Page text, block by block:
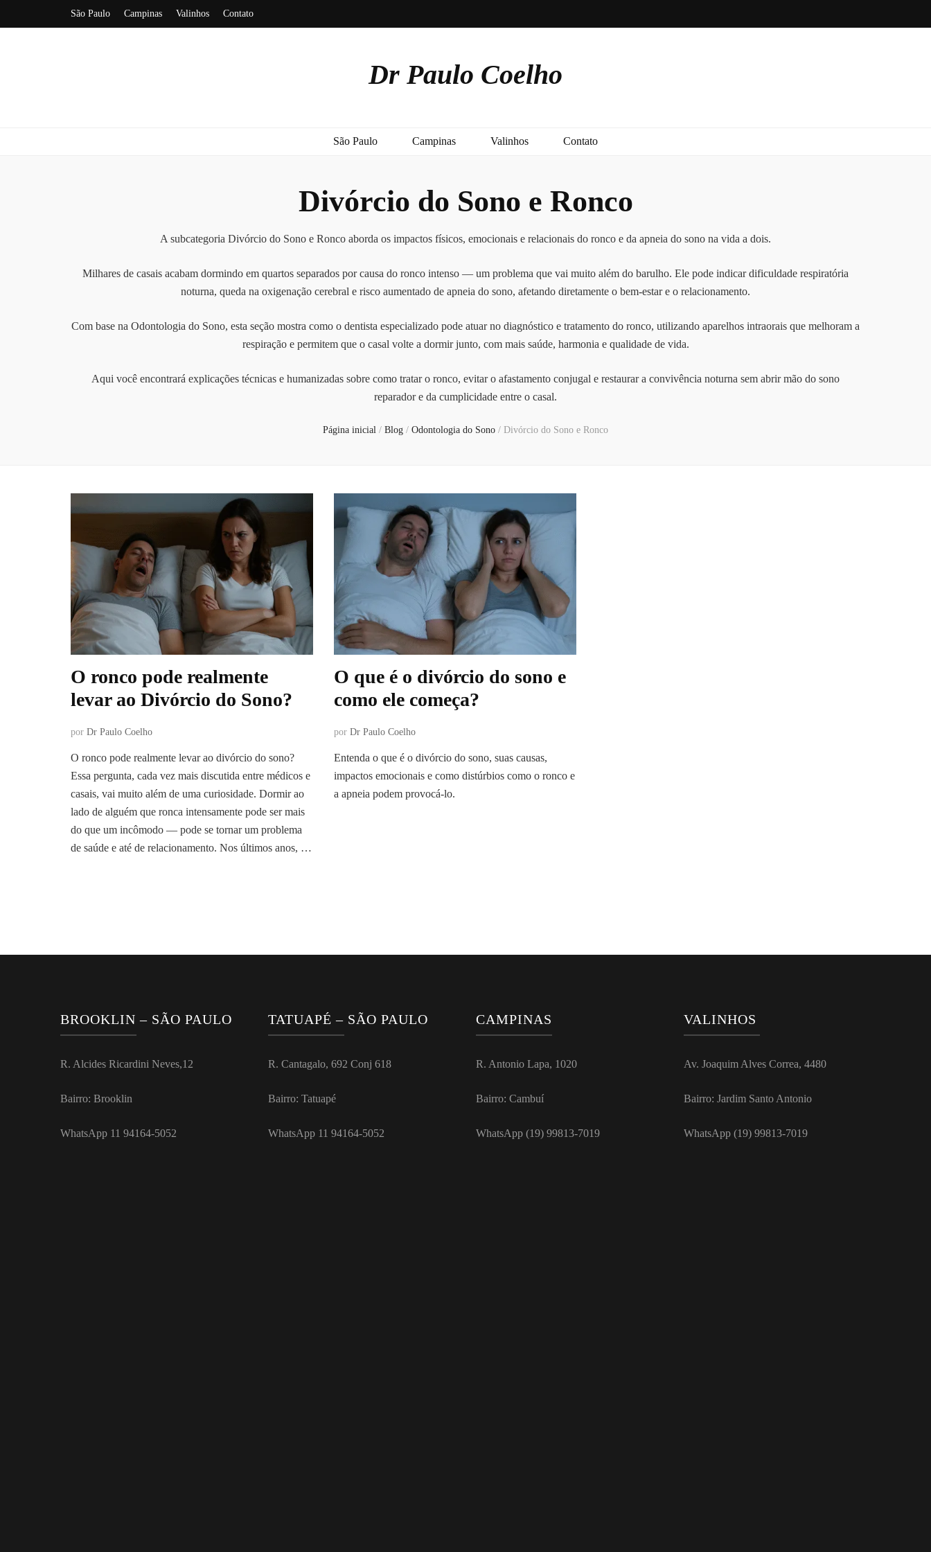
São Paulo Campinas Valinhos Contato
Dr Paulo Coelho
São Paulo Campinas Valinhos Contato
Divórcio do Sono e Ronco
A subcategoria Divórcio do Sono e Ronco aborda os impactos físicos, emocionais e relacionais do ronco e da apneia do sono na vida a dois.
Milhares de casais acabam dormindo em quartos separados por causa do ronco intenso — um problema que vai muito além do barulho. Ele pode indicar dificuldade respiratória
noturna, queda na oxigenação cerebral e risco aumentado de apneia do sono, afetando diretamente o bem-estar e o relacionamento.
Com base na Odontologia do Sono, esta seção mostra como o dentista especializado pode atuar no diagnóstico e tratamento do ronco, utilizando aparelhos intraorais que melhoram a
respiração e permitem que o casal volte a dormir junto, com mais saúde, harmonia e qualidade de vida.
Aqui você encontrará explicações técnicas e humanizadas sobre como tratar o ronco, evitar o afastamento conjugal e restaurar a convivência noturna sem abrir mão do sono
reparador e da cumplicidade entre o casal.
Página inicial / Blog / Odontologia do Sono / Divórcio do Sono e Ronco
O ronco pode realmente
levar ao Divórcio do Sono?
por Dr Paulo Coelho
O ronco pode realmente levar ao divórcio do sono?
Essa pergunta, cada vez mais discutida entre médicos e
casais, vai muito além de uma curiosidade. Dormir ao
lado de alguém que ronca intensamente pode ser mais
do que um incômodo — pode se tornar um problema
de saúde e até de relacionamento. Nos últimos anos, …
O que é o divórcio do sono e
como ele começa?
por Dr Paulo Coelho
Entenda o que é o divórcio do sono, suas causas,
impactos emocionais e como distúrbios como o ronco e
a apneia podem provocá-lo.
BROOKLIN – SÃO PAULO
R. Alcides Ricardini Neves,12
Bairro: Brooklin
WhatsApp 11 94164-5052
TATUAPÉ – SÃO PAULO
R. Cantagalo, 692 Conj 618
Bairro: Tatuapé
WhatsApp 11 94164-5052
CAMPINAS
R. Antonio Lapa, 1020
Bairro: Cambuí
WhatsApp (19) 99813-7019
VALINHOS
Av. Joaquim Alves Correa, 4480
Bairro: Jardim Santo Antonio
WhatsApp (19) 99813-7019